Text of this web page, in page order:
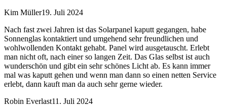
Kim Müller19. Juli 2024
Nach fast zwei Jahren ist das Solarpanel kaputt gegangen, habe
Sonnenglas kontaktiert und umgehend sehr freundlichen und
wohlwollenden Kontakt gehabt. Panel wird ausgetauscht. Erlebt
man nicht oft, nach einer so langen Zeit. Das Glas selbst ist auch
wunderschön und gibt ein sehr schönes Licht ab. Es kann immer
mal was kaputt gehen und wenn man dann so einen netten Service
erlebt, dann kauft man da auch sehr gerne wieder.
Robin Everlast11. Juli 2024